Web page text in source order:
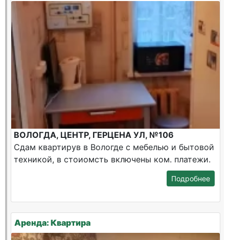
ВОЛОГДА, ЦЕНТР, ГЕРЦЕНА УЛ, №106
Сдам квартирув в Вологде с мебелью и бытовой
техникой, в стоиомсть включены ком. платежи.
Подробнее
Аренда: Квартира